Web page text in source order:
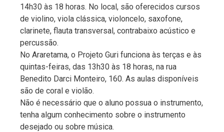
14h30 às 18 horas. No local, são oferecidos cursos
de violino, viola clássica, violoncelo, saxofone,
clarinete, flauta transversal, contrabaixo acústico e
percussão.
No Araretama, o Projeto Guri funciona às terças e às
quintas-feiras, das 13h30 às 18 horas, na rua
Benedito Darci Monteiro, 160. As aulas disponíveis
são de coral e violão.
Não é necessário que o aluno possua o instrumento,
tenha algum conhecimento sobre o instrumento
desejado ou sobre música.